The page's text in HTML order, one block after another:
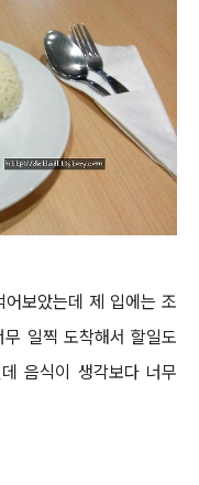
보았는데 제 입에는 조
일찍 도착해서 할일도
음식이 생각보다 너무